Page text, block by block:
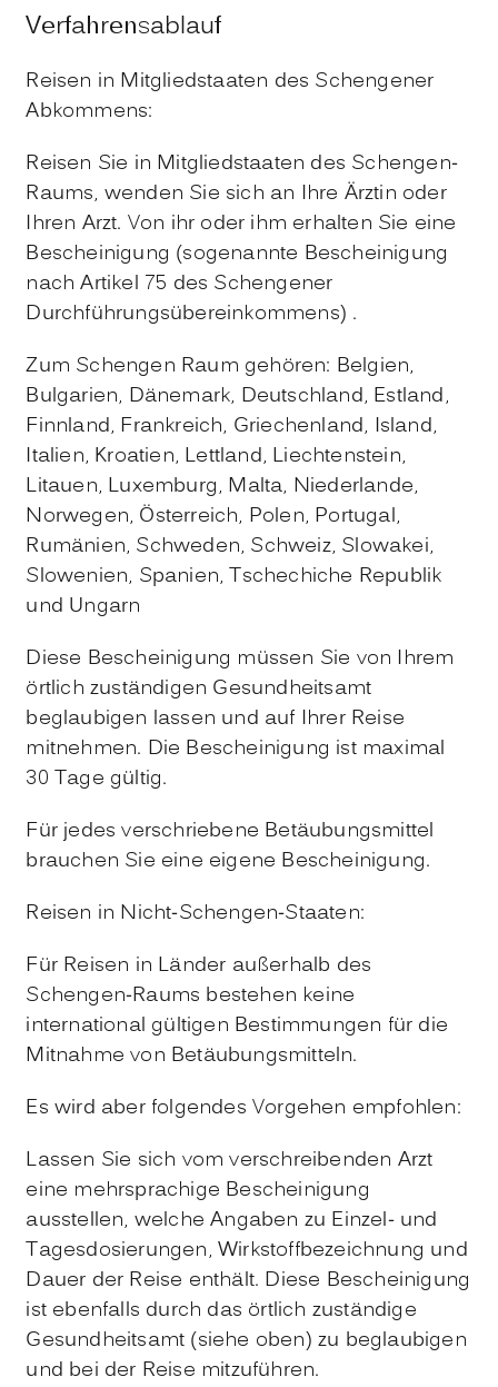
Verfahrensablauf
Reisen in Mitgliedstaaten des Schengener
Abkommens:
Reisen Sie in Mitgliedstaaten des Schengen-
Raums, wenden Sie sich an Ihre Ärztin oder
Ihren Arzt. Von ihr oder ihm erhalten Sie eine
Bescheinigung (sogenannte Bescheinigung
nach Artikel 75 des Schengener
Durchführungsübereinkommens) .
Zum Schengen Raum gehören: Belgien,
Bulgarien, Dänemark, Deutschland, Estland,
Finnland, Frankreich, Griechenland, Island,
Italien, Kroatien, Lettland, Liechtenstein,
Litauen, Luxemburg, Malta, Niederlande,
Norwegen, Österreich, Polen, Portugal,
Rumänien, Schweden, Schweiz, Slowakei,
Slowenien, Spanien, Tschechiche Republik
und Ungarn
Diese Bescheinigung müssen Sie von Ihrem
örtlich zuständigen Gesundheitsamt
beglaubigen lassen und auf Ihrer Reise
mitnehmen. Die Bescheinigung ist maximal
30 Tage gültig.
Für jedes verschriebene Betäubungsmittel
brauchen Sie eine eigene Bescheinigung.
Reisen in Nicht-Schengen-Staaten:
Für Reisen in Länder außerhalb des
Schengen-Raums bestehen keine
international gültigen Bestimmungen für die
Mitnahme von Betäubungsmitteln.
Es wird aber folgendes Vorgehen empfohlen:
Lassen Sie sich vom verschreibenden Arzt
eine mehrsprachige Bescheinigung
ausstellen, welche Angaben zu Einzel- und
Tagesdosierungen, Wirkstoffbezeichnung und
Dauer der Reise enthält. Diese Bescheinigung
ist ebenfalls durch das örtlich zuständige
Gesundheitsamt (siehe oben) zu beglaubigen
und bei der Reise mitzuführen.